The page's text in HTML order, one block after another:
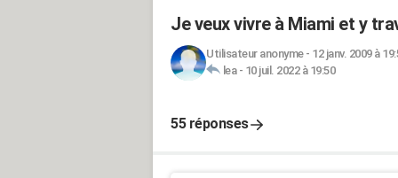
Je veux vivre à Miami et y
Utilisateur anonyme- 12 janv. 2009 à
lea- 10 juil. 2022 à 19:50
55 réponses